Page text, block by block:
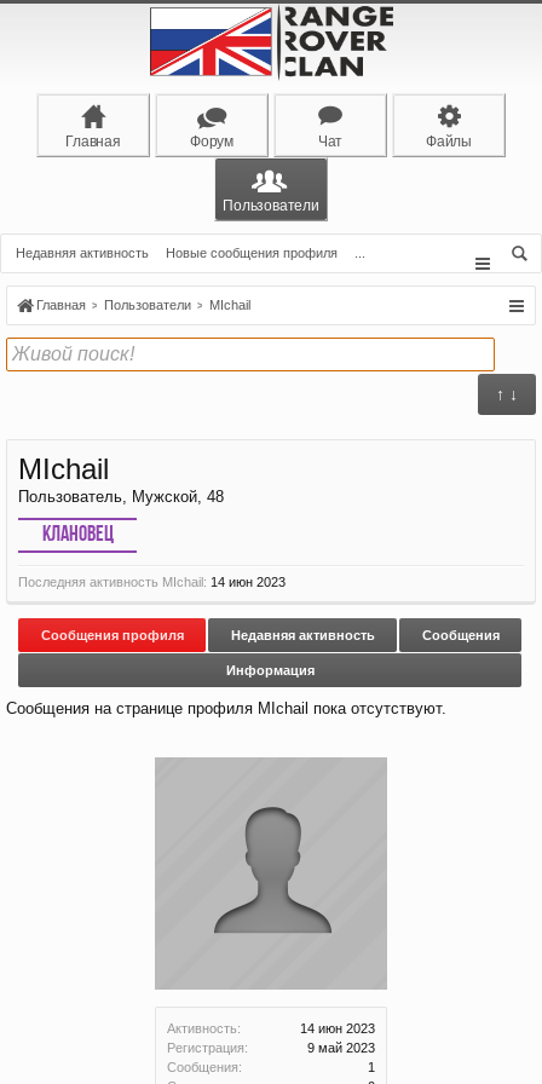
Главная Форум Чат Файлы
Пользователи
Недавняя активность Новые сообщения профиля
Главная Пользователи MIchail
↑ ↓
Активность:
14 июн 2023
Регистрация:
9 май 2023
Сообщения:
1
MIchail
Пользователь, Мужской, 48
Клановец
Последняя активность MIchail: 14 июн 2023
Сообщения профиля Недавняя активность Сообщения
Информация
Сообщения на странице профиля MIchail пока отсутствуют.